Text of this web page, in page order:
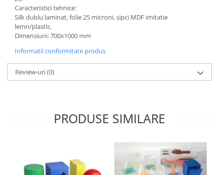
Periferice PC
Conectivitate si Accesorii
Monitoare
Imprimante si Multifunctionale
Imprimante
Imprimante 3D
Tehnologie Educationala
Caracteristici tehnice:
Silk dublu laminat, folie 25 microni, şipci MDF imitatie
lemn/plastic.
Dimensiuni: 700x1000 mm
Informatii conformitate produs
Review-uri(0)
PRODUSE SIMILARE